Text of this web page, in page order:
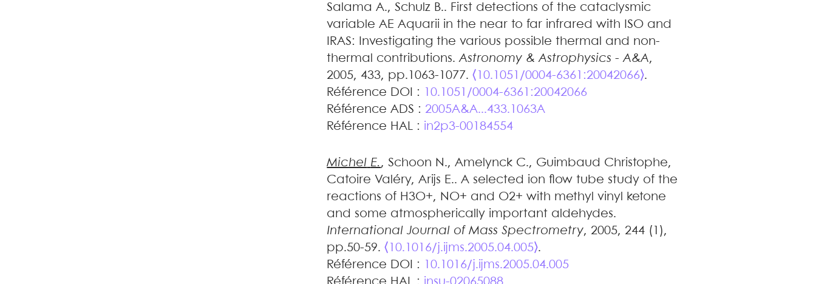
Salama A.,Schulz B.. First detections of the cataclysmic
variable AE Aquarii in the near to far infrared with ISO and
IRAS: Investigating the various possible thermal and non-
thermal contributions.Astronomy & Astrophysics - A&A,
2005, 433, pp.1063-1077.⟨10.1051/0004-6361:20042066⟩.
Référence DOI :
10.1051/0004-6361:20042066
Référence ADS : 2005A&A...433.1063A
Référence HAL : in2p3-00184554
Michel E.,Schoon N.,Amelynck C., Guimbaud Christophe,
Catoire Valéry,Arijs E..A selected ion flow tube study of the
reactions of H3O+, NO+ and O2+ with methyl vinyl ketone
and some atmospherically important aldehydes.
International Journal of Mass Spectrometry, 2005, 244 (1),
pp.50-59.⟨10.1016/j.ijms.2005.04.005⟩.
Référence DOI :
10.1016/j.ijms.2005.04.005